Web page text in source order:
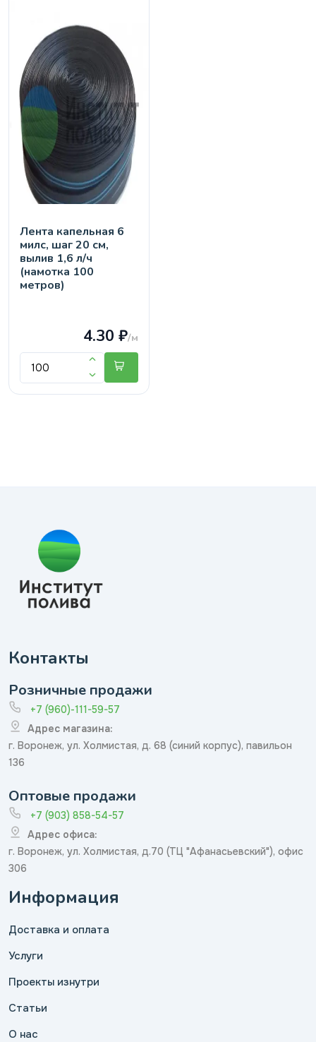
Лента капельная 6
милс, шаг 20 см,
вылив 1,6 л/ч
(намотка 100
метров)
4.30 ₽/м
Контакты
Розничные продажи
+7 (960)-111-59-57
Адрес магазина:
г. Воронеж, ул. Холмистая, д. 68 (синий корпус), павильон
136
Оптовые продажи
+7 (903) 858-54-57
Адрес офиса:
г. Воронеж, ул. Холмистая, д.70 (ТЦ "Афанасьевский"), офис
306
Информация
Доставка и оплата
Услуги
Проекты изнутри
Статьи
О нас